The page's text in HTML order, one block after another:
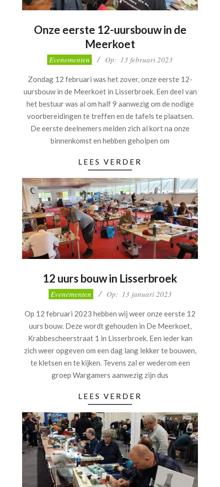
Onze eerste 12-uursbouw in de
Meerkoet
13
Evenementen Op: 13 februari 2023
Zondag 12 februari was het zover, onze eerste 12-
uursbouw in de Meerkoet in Lisserbroek. Een deel van
het bestuur was al om half 9 aanwezig om de nodige
voorbereidingen te treffen en de tafels te plaatsen.
De eerste deelnemers melden zich al kort na onze
binnenkomst en hebben geholpen om
LEES VERDER
12 uurs bouw in Lisserbroek
13
Evenementen Op: 13 januari 2023
Op 12 februari 2023 hebben wij weer onze eerste 12
uurs bouw. Deze wordt gehouden in De Meerkoet,
Krabbescheerstraat 1 in Lisserbroek. Een ieder kan
zich weer opgeven om een dag lang lekker te bouwen,
te kletsen en te kijken. Tevens zal er wederom een
groep Wargamers aanwezig zijn dus
LEES VERDER